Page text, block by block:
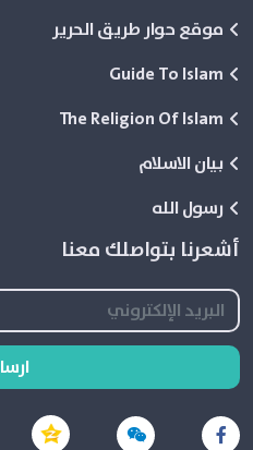
موقع حوار طريق الحرير
Guide To Islam
The Religion Of Islam
بيان الاسلام
رسول الله
أشعرنا بتواصلك معنا